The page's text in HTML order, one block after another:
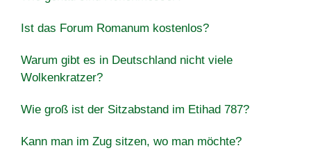
Ist das Forum Romanum kostenlos?
Warum gibt es in Deutschland nicht viele
Wolkenkratzer?
Wie groß ist der Sitzabstand im Etihad 787?
Kann man im Zug sitzen, wo man möchte?